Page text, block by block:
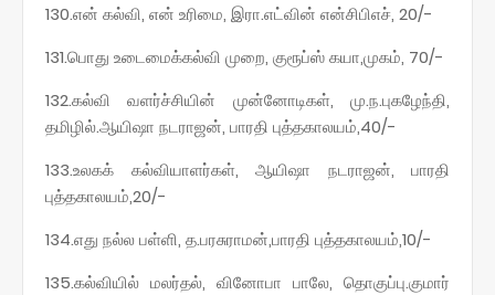
130.என் கல்வி, என் உரிமை, இரா.எட்வின் என்சிபிஎச், 20/-
131.பொது உடைமைக்கல்வி முறை, குரூப்ஸ் கயா,முகம், 70/-
132.கல்வி வளர்ச்சியின் முன்னோடிகள், மு.ந.புகழேந்தி,
தமிழில்.ஆயிஷா நடராஜன், பாரதி புத்தகாலயம்,40/-
133.உலகக் கல்வியாளர்கள், ஆயிஷா நடராஜன், பாரதி
புத்தகாலயம்,20/-
134.எது நல்ல பள்ளி, த.பரசுராமன்,பாரதி புத்தகாலயம்,10/-
135.கல்வியில் மலர்தல், வினோபா பாலே, தொகுப்பு.குமார்